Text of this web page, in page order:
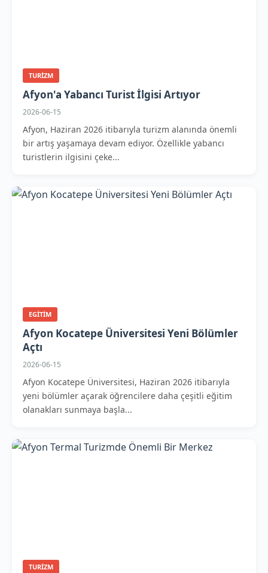
TURIZM
Afyon'a Yabancı Turist İlgisi Artıyor
2026-06-15
Afyon, Haziran 2026 itibarıyla turizm alanında önemli
bir artış yaşamaya devam ediyor. Özellikle yabancı
turistlerin ilgisini çeke...
EGITIM
Afyon Kocatepe Üniversitesi Yeni Bölümler
Açtı
2026-06-15
Afyon Kocatepe Üniversitesi, Haziran 2026 itibarıyla
yeni bölümler açarak öğrencilere daha çeşitli eğitim
olanakları sunmaya başla...
TURIZM